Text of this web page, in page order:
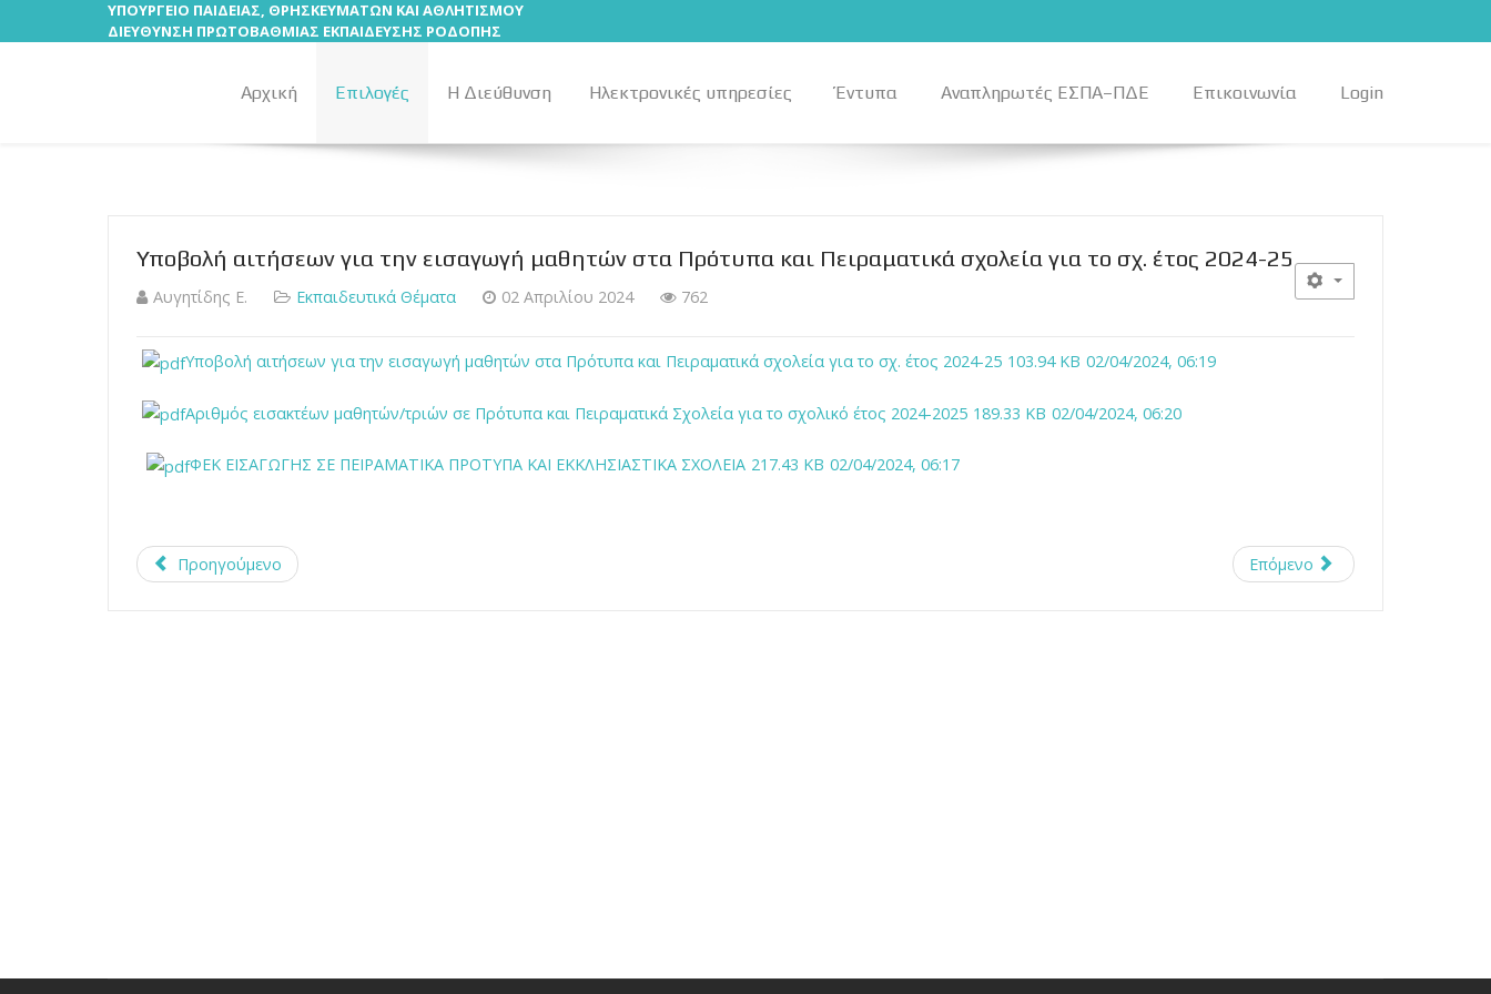
ΥΠΟΥΡΓΕΙΟ ΠΑΙΔΕΙΑΣ, ΘΡΗΣΚΕΥΜΑΤΩΝ ΚΑΙ ΑΘΛΗΤΙΣΜΟΥ
ΔΙΕΥΘΥΝΣΗ ΠΡΩΤΟΒΑΘΜΙΑΣ ΕΚΠΑΙΔΕΥΣΗΣ ΡΟΔΟΠΗΣ
Αρχική Επιλογές Η Διεύθυνση Ηλεκτρονικές υπηρεσίες Έντυπα Αναπληρωτές ΕΣΠΑ–ΠΔΕ Επικοινωνία Login
Υποβολή αιτήσεων για την εισαγωγή μαθητών στα Πρότυπα και Πειραματικά σχολεία για το σχ. έτος 2024-25
Αυγητίδης Ε. Εκπαιδευτικά Θέματα 02 Απριλίου 2024 762
Υποβολή αιτήσεων για την εισαγωγή μαθητών στα Πρότυπα και Πειραματικά σχολεία για το σχ. έτος 2024-25 103.94 KB 02/04/2024, 06:19
Αριθμός εισακτέων μαθητών/τριών σε Πρότυπα και Πειραματικά Σχολεία για το σχολικό έτος 2024-2025 189.33 KB 02/04/2024, 06:20
ΦΕΚ ΕΙΣΑΓΩΓΗΣ ΣΕ ΠΕΙΡΑΜΑΤΙΚΑ ΠΡΟΤΥΠΑ ΚΑΙ ΕΚΚΛΗΣΙΑΣΤΙΚΑ ΣΧΟΛΕΙΑ 217.43 KB 02/04/2024, 06:17
Προηγούμενο Επόμενο